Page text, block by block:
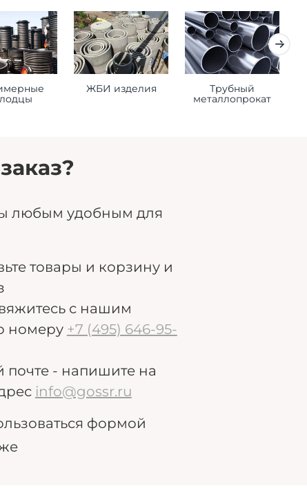
ЖБИ изделия
Трубный
металлопрокат
любым удобным для
товары и корзину и
с нашим
номеру +7 (495) 646-95-
почте - напишите на
info@gossr.ru
формой